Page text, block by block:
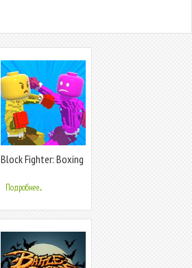
Block Fighter: Boxing
Подробнее...